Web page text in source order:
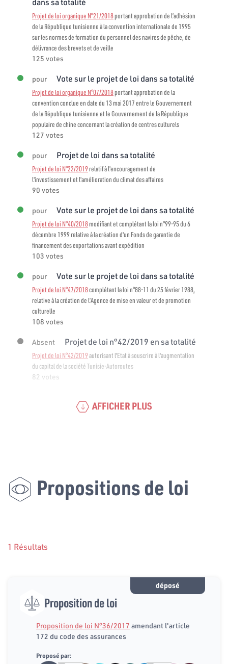
Projet de loi organique N°21/2018portant approbation de l’adhésion
de la République tunisienne à la convention internationale de 1995
sur les normes de formation du personnel des navires de pêche, de
délivrance des brevets et de veille
125 votes
pour Vote sur le projet de loi dans sa totalité
Projet de loi organique N°07/2018portant approbation de la
convention conclue en date du 13 mai 2017 entre le Gouvernement
de la République tunisienne et le Gouvernement de la République
populaire de chine concernant la création de centres culturels
127 votes
pour Projet de loi dans sa totalité
Projet de loi N°22/2019relatif à l'encouragement de
l'investissement et l'amélioration du climat des affaires
90 votes
pour Vote sur le projet de loi dans sa totalité
Projet de loi N°40/2018modifiant et complétant la loi n°99-95 du 6
décembre 1999 relative à la création d'un Fonds de garantie de
financement des exportations avant expédition
103 votes
pour Vote sur le projet de loi dans sa totalité
Projet de loi N°47/2018complétant la loi n°88-11 du 25 février 1988,
relative à la création de l’Agence de mise en valeur et de promotion
culturelle
108 votes
Absent Projet de loi n°42/2019 en sa totalité
Projet de loi N°42/2019autorisant l'Etat à souscrire à l'augmentation
du capital de la société Tunisie-Autoroutes
82 votes
AFFICHER PLUS
Propositions de loi
1 Résultats
déposé
Proposition de loi
Proposition de loi N°36/2017 amendant l'article
172 du code des assurances
Proposé par: